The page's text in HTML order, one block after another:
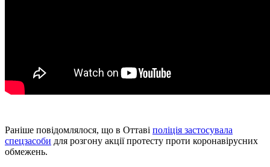
Раніше повідомлялося, що в Оттаві поліція застосувала
спецзасоби для розгону акції протесту проти коронавірусних
обмежень.